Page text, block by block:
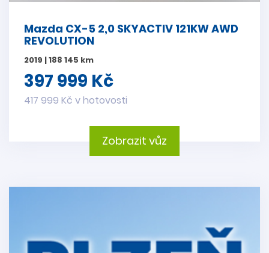
Mazda CX-5 2,0 SKYACTIV 121KW AWD
REVOLUTION
2019 | 188 145 km
397 999 Kč
417 999 Kč v hotovosti
Zobrazit vůz